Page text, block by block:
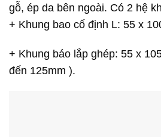
gỗ, ép da bên ngoài. Có 2 hệ
+ Khung bao cố định L: 55 x
+ Khung báo lắp ghép: 55 x
đến 125mm ).